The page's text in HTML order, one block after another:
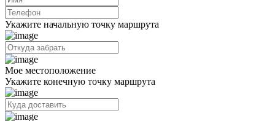
Укажите начальную точку маршрута
Мое местоположение
Укажите конечную точку маршрута